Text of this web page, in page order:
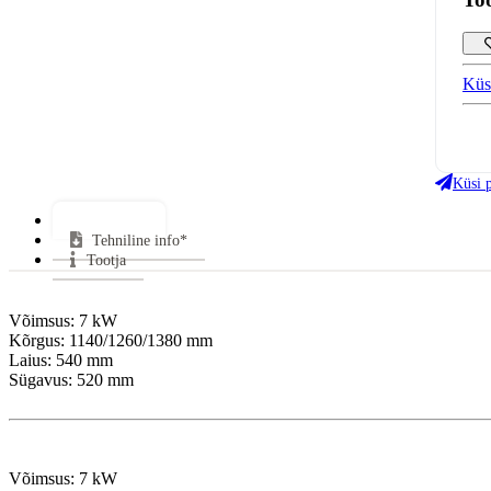
Küsi
Tehniline info*
Tootja
Võimsus: 7 kW
Kõrgus: 1140/1260/1380 mm
Laius: 540 mm
Sügavus: 520 mm
Võimsus: 7 kW